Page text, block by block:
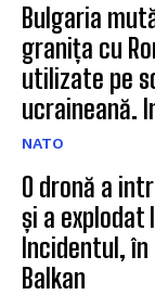
Bulgaria
granița cu
utilizate pe
ucraineană.
NATO
O dronă a
și a explodat
Incidentul,
Balkan